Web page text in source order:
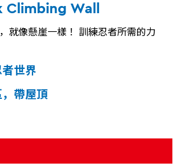
Climbing Wall
就像懸崖一樣！ 訓練忍者所需的力
世界
帶屋頂